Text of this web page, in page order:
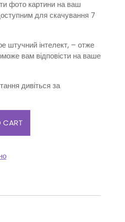
фото картини на ваш
для скачування 7
штучний інтелект, – отже
вам відповісти на ваше
дивіться за
CART